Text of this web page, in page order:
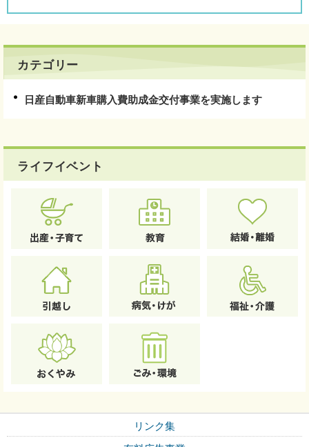
カテゴリー
日産自動車新車購入費助成金交付事業を実施します
ライフイベント
リンク集